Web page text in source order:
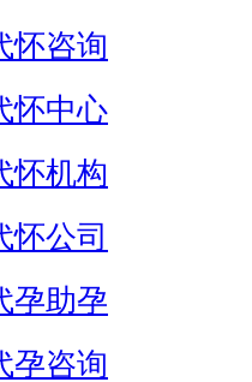
怀咨询
怀中心
怀机构
怀公司
孕助孕
孕咨询